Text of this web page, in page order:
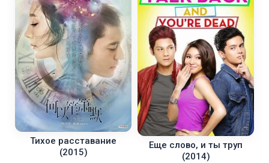
Тихое расставание
(2015)
Еще слово, и ты труп
(2014)